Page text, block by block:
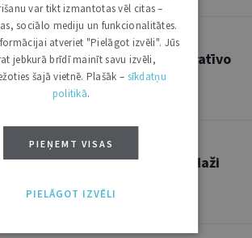
5. APRĪLIS 2005
valsts nodeva administratīvo
15. MARTS 2005
process un valsts pārvalde: daži
var tikt izmantotas vēl citas –
sociālo mediju un funkcionalitātes.
atveriet "Pielāgot izvēli". Jūs
jebkurā brīdī mainīt savu izvēli,
šajā vietnē. Plašāk – sīkdatņu
politikā.
PIEŅEMT VISAS
PIELĀGOT IZVĒLI